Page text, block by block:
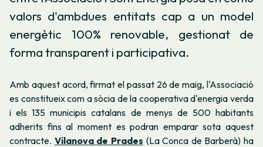
valors d'ambdues entitats cap a un model
energètic 100% renovable, gestionat de
forma transparent i participativa.
Amb aquest acord, firmat el passat 26 de maig, l'Associació
es constitueix com a sòcia de la cooperativa d'energia verda
i els 135 municipis catalans de menys de 500 habitants
adherits fins al moment es podran emparar sota aquest
contracte. Vilanova de Prades (La Conca de Barberà) ha